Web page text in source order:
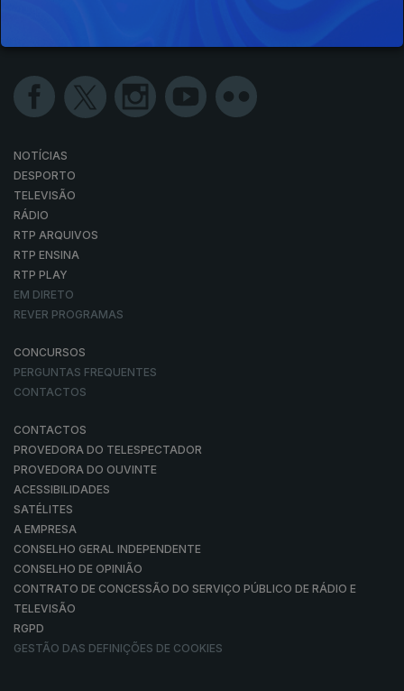
NOTÍCIAS
DESPORTO
TELEVISÃO
RÁDIO
RTP ARQUIVOS
RTP ENSINA
RTP PLAY
EM DIRETO
REVER PROGRAMAS
CONCURSOS
PERGUNTAS FREQUENTES
CONTACTOS
CONTACTOS
PROVEDORA DO TELESPECTADOR
PROVEDORA DO OUVINTE
ACESSIBILIDADES
SATÉLITES
A EMPRESA
CONSELHO GERAL INDEPENDENTE
CONSELHO DE OPINIÃO
CONTRATO DE CONCESSÃO DO SERVIÇO PÚBLICO DE RÁDIO E
TELEVISÃO
RGPD
GESTÃO DAS DEFINIÇÕES DE COOKIES